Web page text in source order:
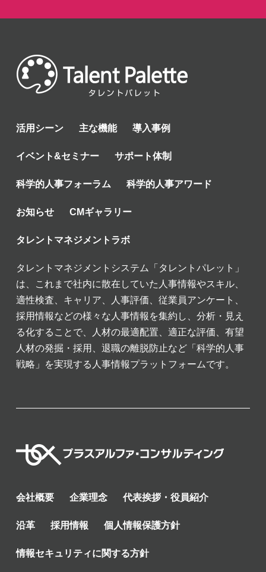
活用シーン 主な機能 導入事例
イベント&セミナー サポート体制
科学的人事フォーラム 科学的人事アワード
お知らせ CMギャラリー
タレントマネジメントラボ
タレントマネジメントシステム「タレントパレット」
は、これまで社内に散在していた人事情報やスキル、
適性検査、キャリア、人事評価、従業員アンケート、
採用情報などの様々な人事情報を集約し、分析・見え
る化することで、人材の最適配置、適正な評価、有望
人材の発掘・採用、退職の離脱防止など「科学的人事
戦略」を実現する人事情報プラットフォームです。
会社概要 企業理念 代表挨拶・役員紹介
沿革 採用情報 個人情報保護方針
情報セキュリティに関する方針